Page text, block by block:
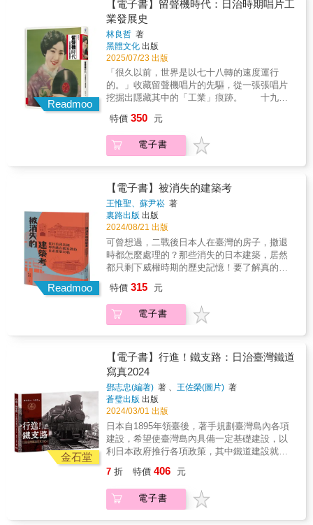
建設，必須投入龐大的資金，但這些經費從哪
裡來？後藤向兒玉源太郎提議，以發行公債的
方式募集資金，並獲得帝國議會同意（參見本
書第六章），最終臺灣在日本領臺十年內達成
財政自立，這是後藤最讓人津津樂道的成就
（參見本書第九章）。五、日本確立「北守南
進」的外交方針後，臺灣即成為「南進」之基
地。在義和團事件期間，日本原擬出兵廈門，
在最後一刻叫停，而這也令兒玉源太郎萌生辭
去總督之意（參見本書第八章）。
事。商人、警察、通譯、護士與士兵等群體，
也在帝國擴張的過程中獲得跨區域活動與地位
流動的機會，呈現殖民統治下的複雜且多層次
的歷史樣貌。透過橫跨六國、三種語言的檔案
資料，本書將臺灣置於全球性帝國的歷史脈絡
中，展現日本帝國、臺灣總督府、臺灣籍民與
臺灣人的交錯動態，重新思考日治時期臺灣的
歷史意義，並為理解殖民地臺灣在日本帝國擴
回覆檢察官提問（潘進添最終被判處絞刑，死
於一九四六年六月十一日）「返家後我打開盒
子(大約衹有兩個火柴盒大)一看， 裡面衹裝著
兩粒白色的硓咕石， 所以後來我先生的墳內只
葬有他的頭髮和指甲而已 (是他出征時留下來
的)。」──林招治女士，其夫林石木被派往新幾
內亞，在該地中彈身亡如今我們銘記的是誰的
紀念日？我們哀悼、紀念的是誰的傷痛？
二戰終結數十年過去，除了參戰各國既有觀點
乎從未留給臺灣人充分的餘裕，好好回顧自己
的二戰歷史和戰爭經驗。 本書聚焦戰爭前
後南太平洋戰場散落各處臺灣人的個人際遇，
何最終卻擔負殺害戰俘的戰犯罪名？以及，二
十世紀初期即於南洋各地發展、營商乃至於落
地生根的臺灣人，因日本殖民地人民的身分於
戰爭期間遭受關押、監禁。他們後來的命運又
是如何？ 書中也沒有忽視中華民國與日本
政府在戰爭前後是如何藉由教育、悼念儀式等
論述手段，影響人們對戰爭記憶的言說、保存
戰爭的記憶。 曾擔任電視劇集《聽海湧》
與紀錄片《由島至島》顧問的歷史學者藍適
齊，累積二十年的研究歷程，在本書中呈現二
「民族」、「國殤」等歷史大敘事視角，還原
臺灣人真實的戰爭經驗。讓大眾得以更深入、
細膩地了解那個世代在戰時所面對的艱難，還
有戰後蒙受的壓抑和抹除。本書特色 聚焦戰
爭前後南太平洋戰場散落各處臺灣人的個人際
遇，跳脫日本、中華民國的「民族」、「國
殤」等歷史大敘事視角，還原臺灣人真實的戰
爭經驗。 透過爬梳過去教學現場的教材和文
獻，並比較各國戰後的紀念行動，凸顯我們對
於戰爭的記憶很可能受到意識形態的影響與建
Readmoo
【電子書】留聲機時代：日治時期唱片工
業發展史
林良哲 著
黑體文化 出版
2025/07/23 出版
「很久以前，世界是以七十八轉的速度運行
的。」收藏留聲機唱片的先驅，從一張張唱片
挖掘出隱藏其中的「工業」痕跡。 十九世
稱為「蓄音器」，也就是「留聲機」。新機器
的輸入，開啟了臺灣的唱片工業，也改變了大
眾的視聽經驗與娛樂方式。自此，各大唱片公
片。為了拓展市場，各大唱片公司發展出商業
體系，透過日本製作、臺灣發行的方式，在各
城市鄉鎮設立「小賣店」，甚至藉由外貿方
式，將唱片發售到中國閩南及南洋各國的華人
社會，進而開創臺灣唱片工業第一波的高
鋒。 在數位科技興起之前，唱片是儲存聲
音的工具。其原理是將類比訊號（Analog
Signal）轉換為軌道刻紋，再製作成圓盤模具，
然後利用蟲膠（Shellac）或塑膠（Plastic）做
每分鐘轉速標準為七十八圈，因此被稱為「七
十八轉唱片」，英文名稱為Standard
Playing（簡稱SP）。這種方式不但能保存聲
音，而且能大量生產、製作，所保存的聲音也
得以「複製」，音樂或是歌曲便藉由這種方式
傳遞，從此改變了人類社會的閱聽習慣，並增
加娛樂方式，創造出新的商業市場。 由於
唱片的製作和發行必須透過商業體制來運作，
經營者可從中獲取利潤，唱片工業因而應運而
生。1890年代，歐美各國的留聲機及唱片製作
技術日益成熟，唱片公司紛紛設立，聘請專業
錄音師帶著沉重的錄音器材，到各地錄製音
港、印度等地，錄製當地的傳統音樂和民謠。
1900年之後，日本等國也開始設立唱片公司，
以擺脫歐美唱片公司的操控，不但能自行研
發、生產留聲機及唱片，也能推陳出新，製作
特價 350 元
電子書
Readmoo
【電子書】被消失的建築考
王惟聖、蘇尹崧 著
裏路出版 出版
2024/08/21 出版
可曾想過，二戰後日本人在臺灣的房子，撤退
時都怎麼處理的？那些消失的日本建築，居然
都只剩下威權時期的歷史記憶！要了解真的臺
史料、檔案，抽絲剝繭還原建築也還原真相，
穿越百年，神遊老房子離奇的前世今生，讓我
們看見日治時期大眾生活的樣貌，重新用新視
房屋，見證戰爭後的時代變遷；曾經，政黨使
用的房屋充斥在你我身邊，但因過去的威權統
治，使得這些地點的故事總是那麼神祕，卻又
經常在歷史上有舉足輕重的分量。本書搜羅20
棟日產房屋，包括寫真館、旅館、市役所、喫
茶店與咖啡店等，透過歷史文獻、照片與精美
手繪建築圖，構築起這些日產房屋不被臺灣人
熟知的故事與來龍去脈。希望透過本書的出
版，讓人們感受到轉型正義與歷史還原所帶來
的影響，如果能因此開始關心不當黨產議題，
首次以「日產變黨產」為主題的歷史書，精選
全臺20處建築的時代故事。－從珍貴史料、照
片，透過手繪建築圖還原消失的建築樣貌與集
特價 315 元
電子書
金石堂
【電子書】行進！鐵支路：日治臺灣鐵道
寫真2024
鄧志忠(編著) 著 、王佐榮(圖片) 著
蒼璧出版 出版
2024/03/01 出版
日本自1895年領臺後，著手規劃臺灣島內各項
建設，希望使臺灣島內具備一定基礎建設，以
利日本政府推行各項政策，其中鐵道建設就是
近五十年的鐵道建設成果，總督府鐵道部下轄
的官營鐵道，西部幹線從基隆可達潮州，1921
年完工通車的海岸線（海線）鐵路可作為台中
7 折 特價 406 元
電子書